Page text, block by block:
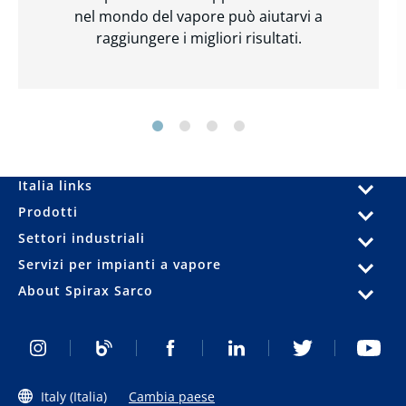
nel mondo del vapore può aiutarvi a
raggiungere i migliori risultati.
Italia links
Prodotti
Settori industriali
Servizi per impianti a vapore
About Spirax Sarco
Italy (Italia) Cambia paese